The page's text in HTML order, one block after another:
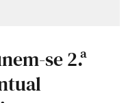
se 2.ª